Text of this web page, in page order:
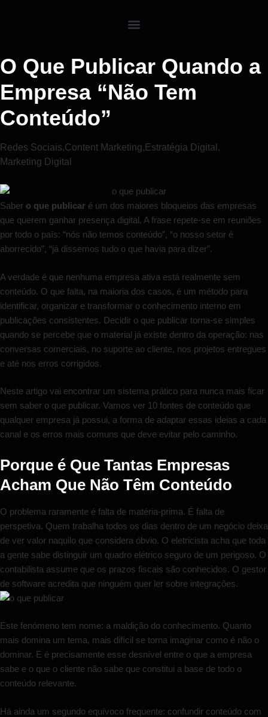
O Que Publicar Quando a
Empresa “Não Tem
Conteúdo”
Redes Sociais,Content Marketing, Estratégia Digital ,
Marketing Digital
Saber o que publicar é um dos maiores bloqueios das empresas
que querem ganhar presença digital. A frase repete-se em reuniões
por todo o país: “nós não temos conteúdo”, “o nosso setor é
aborrecido”, “já dissemos tudo o que havia para dizer”.
A verdade é que nenhuma empresa ativa está realmente sem
conteúdo. O que falta, na maioria dos casos, é um método para
identificar, organizar e transformar o conhecimento interno em
publicações consistentes. Decidir o que publicar torna-se simples
quando se percebe que o material já existe dentro da operação: nas
conversas comerciais, no suporte ao cliente, nos projetos entregues
e até nos erros corrigidos.
Neste artigo vai encontrar um sistema prático para nunca mais ficar
sem saber o que publicar. Vamos ver 10 fontes de conteúdo que
qualquer empresa já possui, a forma de adaptar essas ideias a cada
canal e os erros mais comuns que deve evitar pelo caminho.
Porque é Que Tantas Empresas
Acham Que Não Têm Conteúdo
O problema raramente é falta de matéria-prima. É falta de
perspetiva. Quem trabalha todos os dias dentro de um negócio deixa
de ver valor naquilo que considera óbvio. O eletricista acha que toda
a gente sabe distinguir um quadro elétrico seguro de um perigoso. O
contabilista assume que os prazos fiscais são conhecidos. O gestor
de software acredita que ninguém quer ler sobre integrações.
Este fenómeno tem nome: a maldição do conhecimento. Quanto
mais domina um tema, mais difícil se torna imaginar como é não o
dominar. E é precisamente esse desnível entre o que a empresa
sabe e o que o cliente não sabe que constitui a base de todo o
conteúdo relevante.
Há ainda um segundo equívoco frequente: confundir conteúdo com